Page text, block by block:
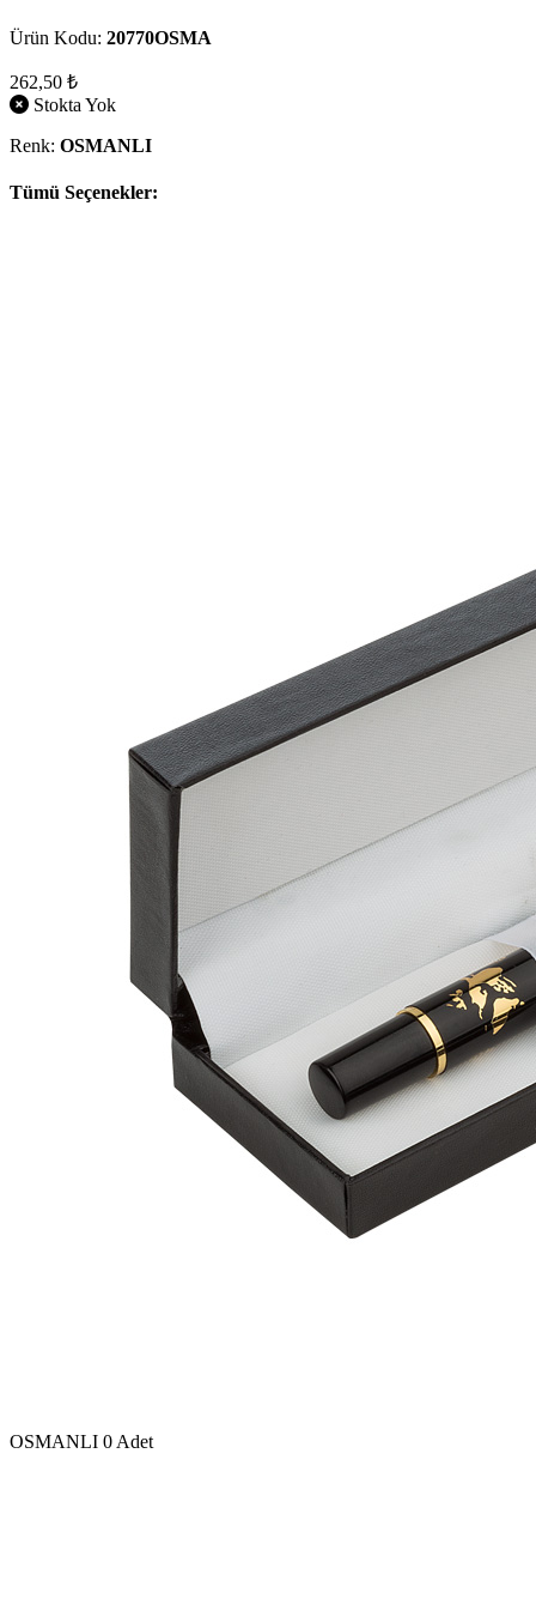
Ürün Kodu: 20770OSMA
262,50 ₺
Stokta Yok
Renk: OSMANLI
Tümü Seçenekler:
OSMANLI 0 Adet